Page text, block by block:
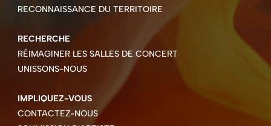
RECONNAISSANCE DU TERRITOIRE
RECHERCHE
RÉIMAGINER LES SALLES DE CONCERT
UNISSONS-NOUS
IMPLIQUEZ-VOUS
CONTACTEZ-NOUS